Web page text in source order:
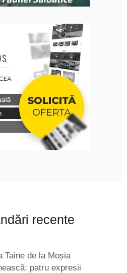
recente
Taine de la Moșia
patru expresii